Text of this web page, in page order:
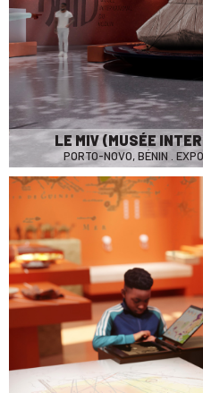
LE MIV (MUSÉE
PORTO-NOVO, BÉNIN .